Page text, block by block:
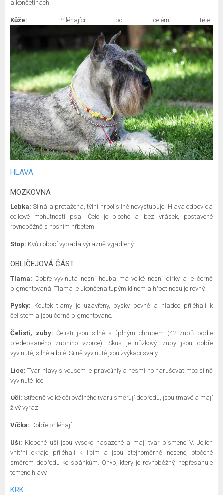
a končetinách.
Kůže: Přiléhající po celém těle.
HLAVA
MOZKOVNA
Lebka: Silná a protažená, týlní hrbol silně nevystupuje. Hlava odpovídá
celkové mohutnosti psa. Čelo je ploché a bez vrásek, postavené
rovnoběžně s nosním hřbetem.
Stop: Kvůli obočí vypadá výrazně vyjádřený.
OBLIČEJOVÁ ČÁST
Tlama: Dobře vyvinutá nosní houba má velké nosní dírky a je černě
pigmentovaná. Tlama je ukončena tupým klínem a hřbet nosu je rovný.
Pysky: Koutek tlamy je uzavřený, pysky pevně a hladce přiléhají k
čelistem a jsou černě pigmentované.
Čelisti, zuby: Čelisti jsou silné s úplným chrupem (42 zubů podle
předepsaného zubního vzorce). Skus je nůžkový, zuby jsou dobře
vyvinuté, silné a bílé. Silně vyvinuté jsou žvýkací svaly.
Líce: Tvar hlavy s vousem je pravoúhlý a nesmí ho narušovat moc silně
vyvinuté líce.
Oči: Středně velké oči oválného tvaru směřují dopředu, jsou tmavé a mají
živý výraz.
Víčka: Dobře přiléhají.
Uši: Klopené uši jsou vysoko nasazené a mají tvar písmene V. Jejich
vnitřní okraje přiléhají k lícím a jsou stejnoměrně nesené, otočené
směrem dopředu ke spánkům. Ohyb, který je rovnoběžný, nepřesahuje
temeno hlavy.
KRK